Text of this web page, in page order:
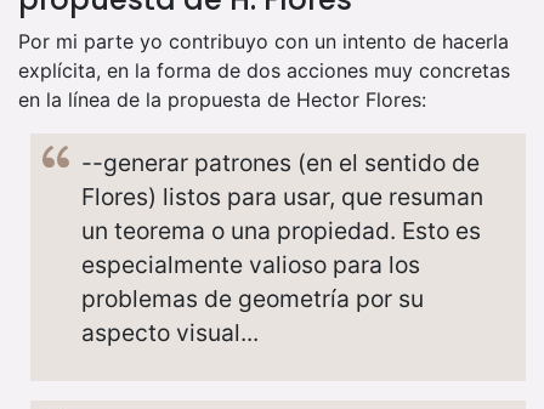
Por mi parte yo contribuyo con un intento de hacerla
explícita, en la forma de dos acciones muy concretas
en la línea de la propuesta de Hector Flores:
--generar patrones (en el sentido de
Flores) listos para usar, que resuman
un teorema o una propiedad. Esto es
especialmente valioso para los
problemas de geometría por su
aspecto visual...